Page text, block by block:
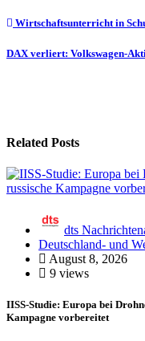
Wirtschaftsunterricht in
DAX verliert: Volkswagen-
Related Posts
dts
Deutschland- und
August 8, 2026
9 views
IISS-Studie: Europa bei
Kampagne vorbereitet